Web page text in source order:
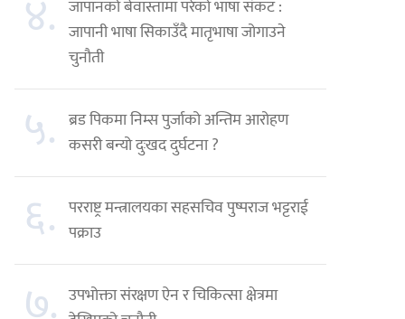
४. जापानको बेवास्तामा परेको भाषा संकट :
जापानी भाषा सिकाउँदै मातृभाषा जोगाउने
चुनौती
५. ब्रड पिकमा निम्स पुर्जाको अन्तिम आरोहण
कसरी बन्यो दुःखद दुर्घटना ?
६. परराष्ट्र मन्त्रालयका सहसचिव पुष्पराज भट्टराई
पक्राउ
उपभोक्ता संरक्षण ऐन र चिकित्सा क्षेत्रमा